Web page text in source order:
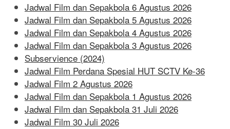
Jadwal Film dan Sepakbola 6 Agustus 2026
Jadwal Film dan Sepakbola 5 Agustus 2026
Jadwal Film dan Sepakbola 4 Agustus 2026
Jadwal Film dan Sepakbola 3 Agustus 2026
Subservience (2024)
Jadwal Film Perdana Spesial HUT SCTV Ke-36
Jadwal Film 2 Agustus 2026
Jadwal Film dan Sepakbola 1 Agustus 2026
Jadwal Film dan Sepakbola 31 Juli 2026
Jadwal Film 30 Juli 2026